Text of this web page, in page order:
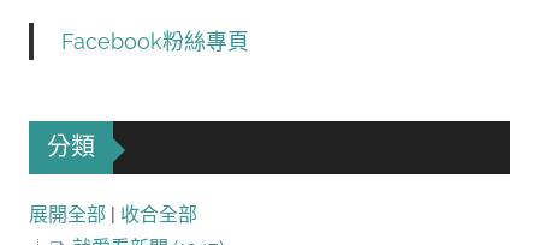
Facebook粉絲專頁
分類
展開全部
收合全部